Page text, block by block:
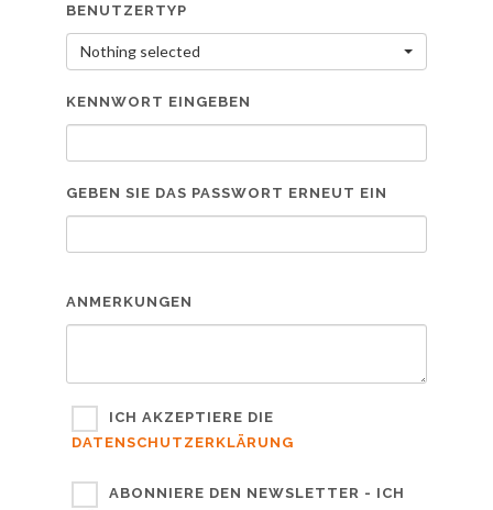
BENUTZERTYP
Nothing selected
KENNWORT EINGEBEN
GEBEN SIE DAS PASSWORT ERNEUT EIN
ANMERKUNGEN
ICH AKZEPTIERE DIE
DATENSCHUTZERKLÄRUNG
ABONNIERE DEN NEWSLETTER - ICH